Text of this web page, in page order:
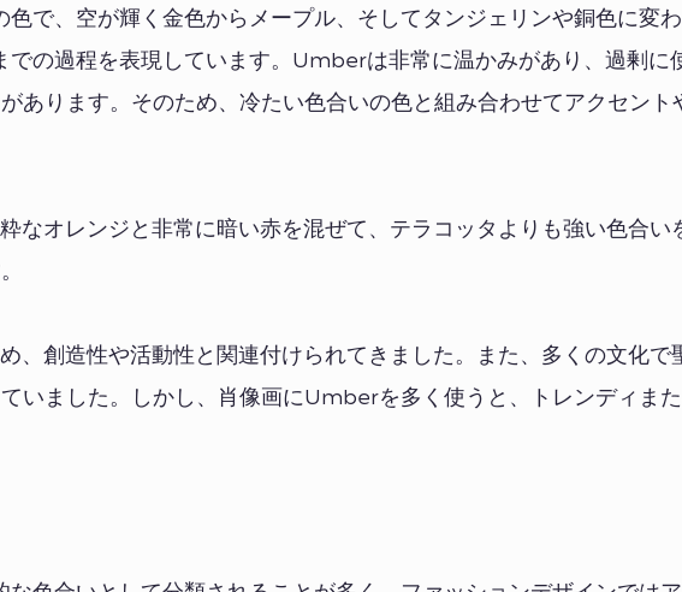
で、空が輝く金色からメープル、そしてタンジェリンや銅色に変
の過程を表現しています。Umberは非常に温かみがあり、過剰に
あります。そのため、冷たい色合いの色と組み合わせてアクセント
なオレンジと非常に暗い赤を混ぜて、テラコッタよりも強い色合い
、創造性や活動性と関連付けられてきました。また、多くの文化で
いました。しかし、肖像画にUmberを多く使うと、トレンディま